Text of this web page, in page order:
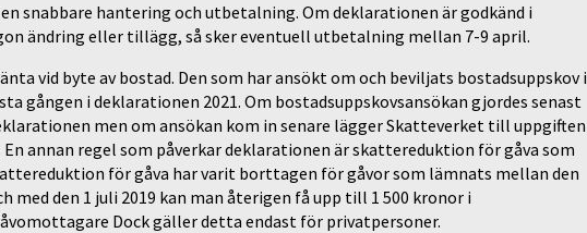
snabbare hantering och utbetalning. Om deklarationen är godkänd i
ändring eller tillägg, så sker eventuell utbetalning mellan 7-9 april.
vid byte av bostad. Den som har ansökt om och beviljats bostadsuppskov i
gången i deklarationen 2021. Om bostadsuppskovsansökan gjordes senast
men om ansökan kom in senare lägger Skatteverket till uppgiften
annan regel som påverkar deklarationen är skattereduktion för gåva som
för gåva har varit borttagen för gåvor som lämnats mellan den
med den 1 juli 2019 kan man återigen få upp till 1 500 kronor i
Dock gäller detta endast för privatpersoner.